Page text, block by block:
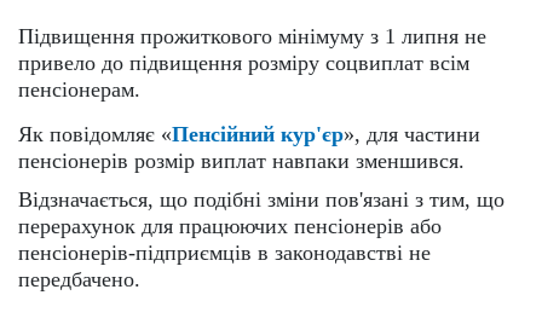
Підвищення прожиткового мінімуму з 1 липня не
привело до підвищення розміру соцвиплат всім
пенсіонерам.
Як повідомляє «Пенсійний кур'єр», для частини
пенсіонерів розмір виплат навпаки зменшився.
Відзначається, що подібні зміни пов'язані з тим, що
перерахунок для працюючих пенсіонерів або
пенсіонерів-підприємців в законодавстві не
передбачено.